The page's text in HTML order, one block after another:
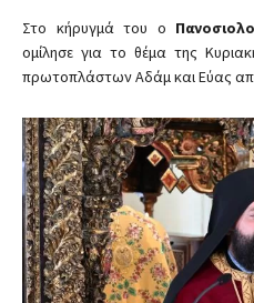
Στο κήρυγμά του ο
ομίλησε για το θέμα της
πρωτοπλάστων Αδάμ και Εύας